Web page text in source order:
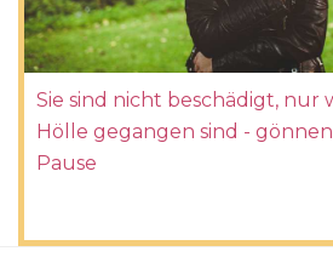
Sie sind nicht beschädigt, nur
Hölle gegangen sind - gönnen
Pause